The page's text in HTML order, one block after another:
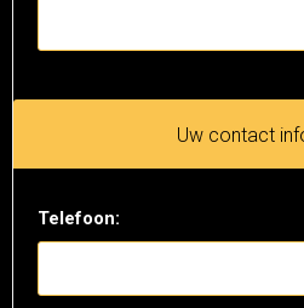
Uw contact
Telefoon: